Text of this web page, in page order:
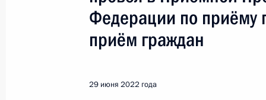
О ходе исполнения поручения,
и информации Президента
Федерации по приёму
приём граждан
29 июня 2022 года